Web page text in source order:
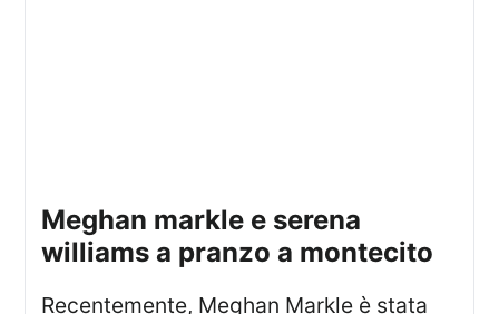
meghan markle e serena
williams a pranzo a montecito
Recentemente, Meghan Markle è stata